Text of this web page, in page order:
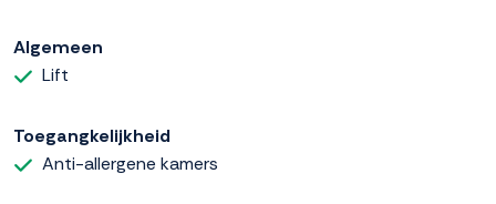
Algemeen
Lift
Toegangkelijkheid
Anti-allergene kamers